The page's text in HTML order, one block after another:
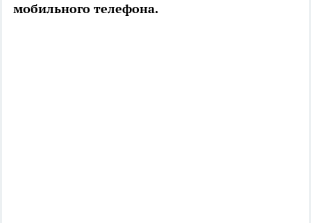
мобильного телефона.